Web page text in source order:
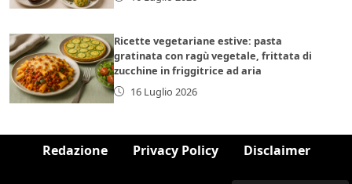
Ricette vegetariane estive: pasta
gratinata con ragù vegetale, frittata di
zucchine in friggitrice ad aria
16 Luglio 2026
Redazione Privacy Policy Disclaimer